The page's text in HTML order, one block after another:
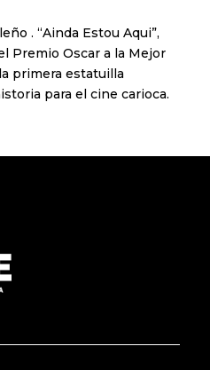
. “Ainda Estou Aqui”,
Premio Oscar a la Mejor
primera estatuilla
para el cine carioca.